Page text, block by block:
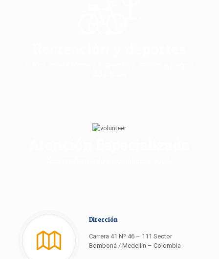
Dirección
Carrera 41 Nº 46 – 111 Sector
Bomboná / Medellín – Colombia